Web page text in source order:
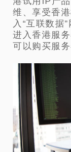
维、享受香
入“互联数据
进入香港服
可以购买服